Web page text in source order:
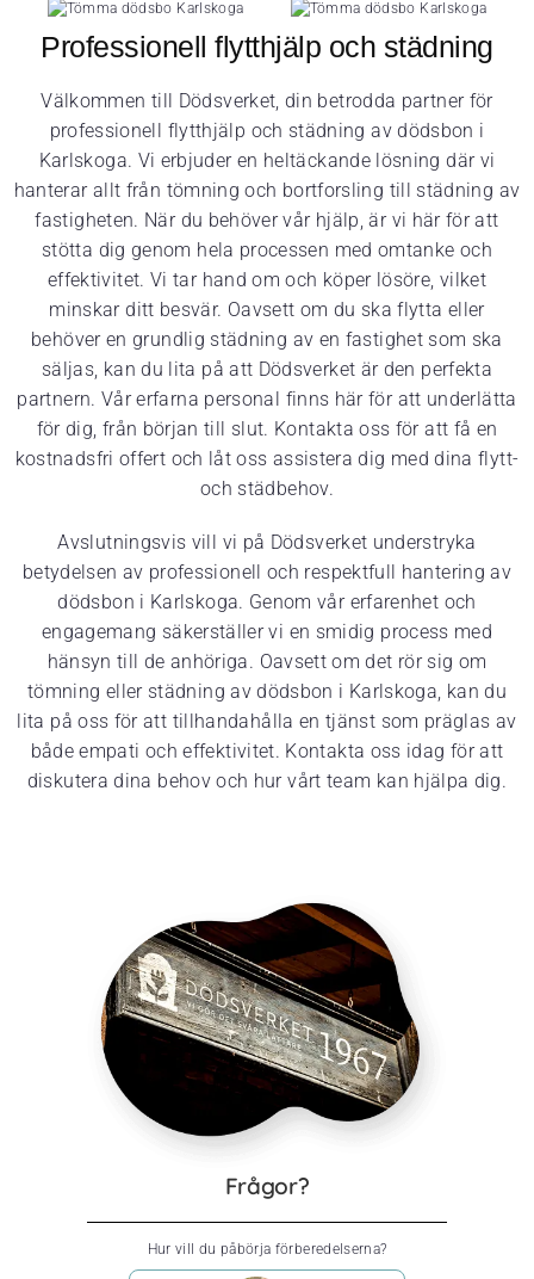
Professionell flytthjälp och städning
Välkommen till Dödsverket, din betrodda partner för
professionell flytthjälp och städning av dödsbon i
Karlskoga. Vi erbjuder en heltäckande lösning där vi
hanterar allt från tömning och bortforsling till städning av
fastigheten. När du behöver vår hjälp, är vi här för att
stötta dig genom hela processen med omtanke och
effektivitet. Vi tar hand om och köper lösöre, vilket
minskar ditt besvär. Oavsett om du ska flytta eller
behöver en grundlig städning av en fastighet som ska
säljas, kan du lita på att Dödsverket är den perfekta
partnern. Vår erfarna personal finns här för att underlätta
för dig, från början till slut. Kontakta oss för att få en
kostnadsfri offert och låt oss assistera dig med dina flytt-
och städbehov.
Avslutningsvis vill vi på Dödsverket understryka
betydelsen av professionell och respektfull hantering av
dödsbon i Karlskoga. Genom vår erfarenhet och
engagemang säkerställer vi en smidig process med
hänsyn till de anhöriga. Oavsett om det rör sig om
tömning eller städning av dödsbon i Karlskoga, kan du
lita på oss för att tillhandahålla en tjänst som präglas av
både empati och effektivitet. Kontakta oss idag för att
diskutera dina behov och hur vårt team kan hjälpa dig.
Frågor?
Hur vill du påbörja förberedelserna?